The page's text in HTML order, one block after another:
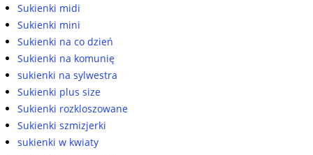
Sukienki midi
Sukienki mini
Sukienki na co dzień
Sukienki na komunię
sukienki na sylwestra
Sukienki plus size
Sukienki rozkloszowane
Sukienki szmizjerki
sukienki w kwiaty